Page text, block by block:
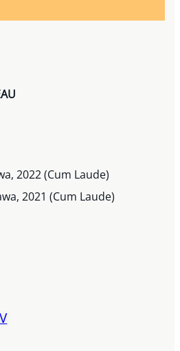
2022 (Cum Laude)
2021 (Cum Laude)